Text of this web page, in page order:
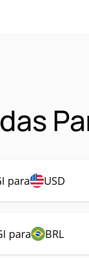
para USD
para BRL